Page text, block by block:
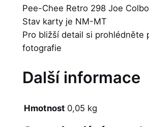
Pee-Chee Retro 298 Joe
Stav karty je NM-MT
Pro bližší detail si prohlédněte
fotografie
Další informace
Hmotnost 0,05 kg